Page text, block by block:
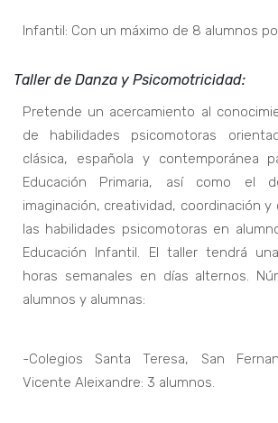
Infantil: Con un máximo de 8 alumnos
Taller de Danza y Psicomotricidad:
Pretende un acercamiento al
de habilidades psicomotoras
clásica, española y contemporánea
Educación Primaria, así como el
imaginación, creatividad, coordinación
las habilidades psicomotoras en
Educación Infantil. El taller tendrá
horas semanales en días alternos.
alumnos y alumnas:
-Colegios Santa Teresa, San
Vicente Aleixandre: 3 alumnos.